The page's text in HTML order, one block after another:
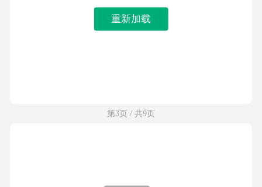
重新加载
第3页 / 共9页